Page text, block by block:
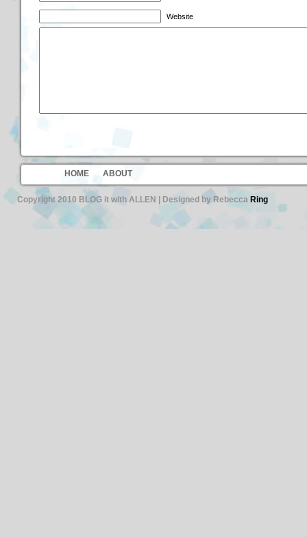
Website
HOME ABOUT
Copyright 2010 BLOG it with ALLEN | Designed by Rebecca Ring